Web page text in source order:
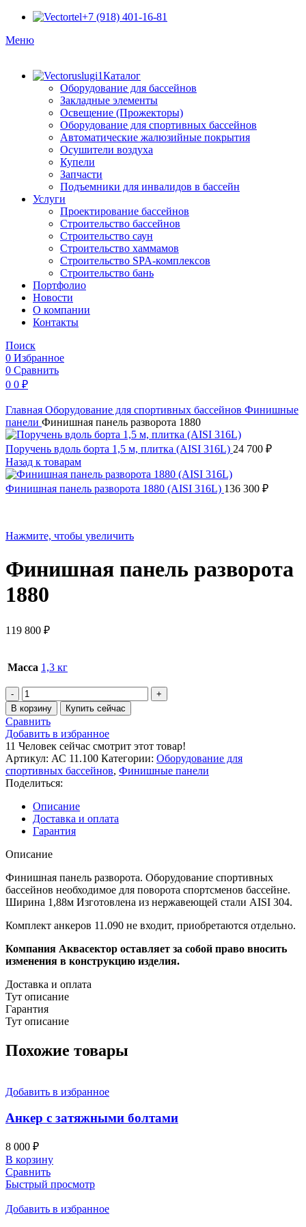
+7 (918) 401-16-81
Меню
Каталог
Оборудование для бассейнов
Закладные элементы
Освещение (Прожекторы)
Оборудование для спортивных бассейнов
Автоматические жалюзийные покрытия
Осушители воздуха
Купели
Запчасти
Подъемники для инвалидов в бассейн
Услуги
Проектирование бассейнов
Строительство бассейнов
Строительство саун
Строительство хаммамов
Строительство SPA-комплексов
Строительство бань
Портфолио
Новости
O компании
Контакты
Поиск
0 Избранное
0 Сравнить
0 0 ₽
Главная Оборудование для спортивных бассейнов Финишные
панели Финишная панель разворота 1880
Поручень вдоль борта 1,5 м, плитка (AISI 316L) 24 700 ₽
Назад к товарам
Финишная панель разворота 1880 (AISI 316L) 136 300 ₽
Нажмите, чтобы увеличить
Финишная панель разворота
1880
119 800 ₽
Масса 1,3 кг
Количество
товара
Финишная
панель
разворота
1880
В корзину Купить сейчас
Сравнить
Добавить в избранное
11 Человек сейчас смотрит этот товар!
Артикул: АС 11.100 Категории: Оборудование для
спортивных бассейнов, Финишные панели
Поделиться:
Описание
Доставка и оплата
Гарантия
Описание
Финишная панель разворота. Оборудование спортивных
бассейнов необходимое для поворота спортсменов бассейне.
Ширина 1,88м Изготовлена из нержавеющей стали AISI 304.
Комплект анкеров 11.090 не входит, приобретаются отдельно.
Компания Аквасектор оставляет за собой право вносить
изменения в конструкцию изделия.
Доставка и оплата
Тут описание
Гарантия
Тут описание
Похожие товары
Добавить в избранное
Анкер с затяжными болтами
8 000 ₽
В корзину
Сравнить
Быстрый просмотр
Добавить в избранное